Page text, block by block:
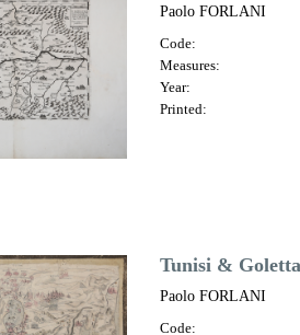
Paolo FORLANI
Code:
Measures:
Year:
Printed:
Tunisi & Goletta
Paolo FORLANI
Code: